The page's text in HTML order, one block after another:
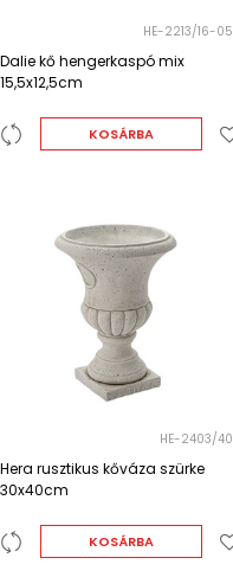
HE-2213/16-05
Dalie kő hengerkaspó mix
15,5x12,5cm
KOSÁRBA
HE-2403/40
Hera rusztikus kőváza szürke
30x40cm
KOSÁRBA